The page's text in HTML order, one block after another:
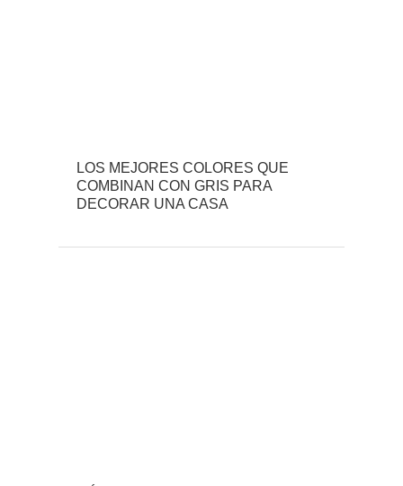
LOS MEJORES COLORES QUE
COMBINAN CON GRIS PARA
DECORAR UNA CASA